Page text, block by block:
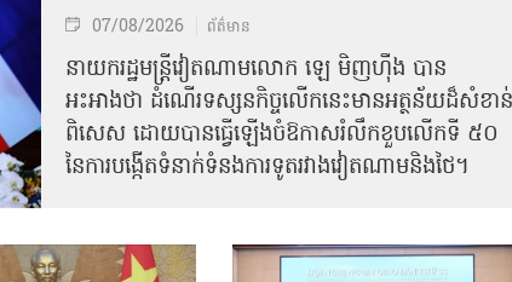
07/08/2026 ព័ត៌មាន
នាយករដ្ឋមន្ត្រីវៀតណាមលោក ឡេ មិញហ៊ឹង បាន
អះអាងថា ដំណើរទស្សនកិច្ចលើកនេះមានអត្ថន័យដ៏សំខាន់
ពិសេស ដោយបានធ្វើឡើងចំឱកាសរំលឹកខួបលើកទី ៥០
នៃការបង្កើតទំនាក់ទំនងការទូតរវាងវៀតណាមនិងថៃ។